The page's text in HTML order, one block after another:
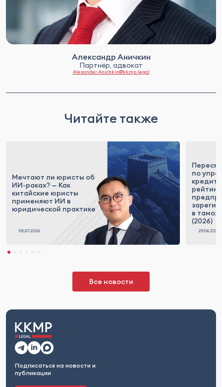
Александр Аничкин
Партнёр, адвокат
Alexander.Anichkin@kkmp.legal
Читайте также
Мечтают ли юристы об
ИИ-раках? — Как
китайские юристы
применяют ИИ в
юридической практике
по
в
(2026)
Все новости
Подписаться на новости и
публикации